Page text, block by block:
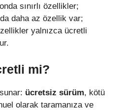
sınırlı özellikler;
daha az özellik var;
yalnızca ücretli
mi?
ücretsiz sürüm, kötü
olarak taramanıza ve